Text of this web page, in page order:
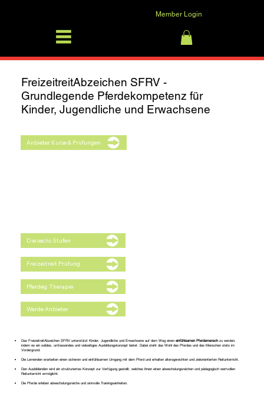
Anmelden
Member Login
FreizeitreitAbzeichen SFRV -
Grundlegende Pferdekompetenz für
Kinder, Jugendliche und Erwachsene
Anbieter Kurse & Prüfungen
Die sechs Stufen
Freizeitreit Prüfung
Pferdeg. Therapie
Werde Anbieter
Das FreizeitreitAbzeichen SFRV unterstützt Kinder, Jugendliche und Erwachsene auf dem Weg einen einfühlsamen Pferdemenschzu werden,
indem es ein solides, umfassendes und vielseitiges Ausbildungskonzept bietet. Dabei steht das Wohl des Pferdes und des Menschen stets im
Vordergrund.
Die Lernenden erarbeiten einen sicheren und einfühlsamen Umgang mit dem Pferd und erhalten altersgerechten und zielorientierten Reitunterricht.
Den Ausbildenden wird ein strukturiertes Konzept zur Verfügung gestellt, welches ihnen einen abwechslungsreichen und pädagogisch wertvollen
Reitunterricht ermöglicht.
Die Pferde erleben abwechslungsreiche und sinnvolle Trainingseinheiten.